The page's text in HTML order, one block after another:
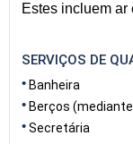
Estes incluem
SERVIÇOS DE
Banheira
Berços
Secretária